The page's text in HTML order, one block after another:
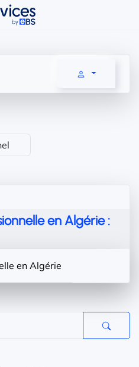
en Algérie :
en Algérie